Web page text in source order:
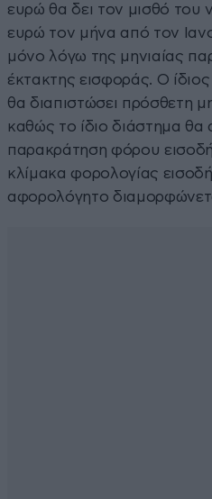
ευρώ θα δει τον μισθό του
ευρώ τον μήνα από τον
μόνο λόγω της μηνιαίας
έκτακτης εισφοράς. Ο
θα διαπιστώσει πρόσθετη
καθώς το ίδιο διάστημα θα
παρακράτηση φόρου
κλίμακα φορολογίας
αφορολόγητο